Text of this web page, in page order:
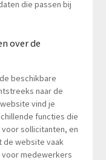
die passen bij
over de
beschikbare
naar de
vind je
functies die
sollicitanten, en
de website vaak
medewerkers